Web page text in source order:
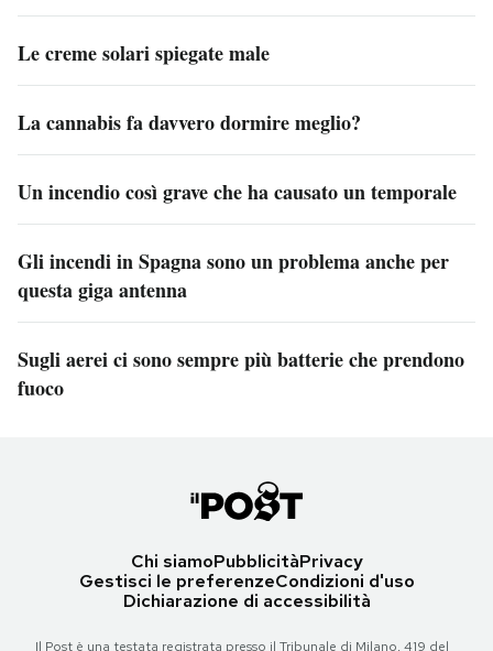
Le creme solari spiegate male
La cannabis fa davvero dormire meglio?
Un incendio così grave che ha causato un temporale
Gli incendi in Spagna sono un problema anche per
questa giga antenna
Sugli aerei ci sono sempre più batterie che prendono
fuoco
Chi siamoPubblicitàPrivacy
Gestisci le preferenzeCondizioni d'uso
Dichiarazione di accessibilità
Il Post è una testata registrata presso il Tribunale di Milano, 419 del